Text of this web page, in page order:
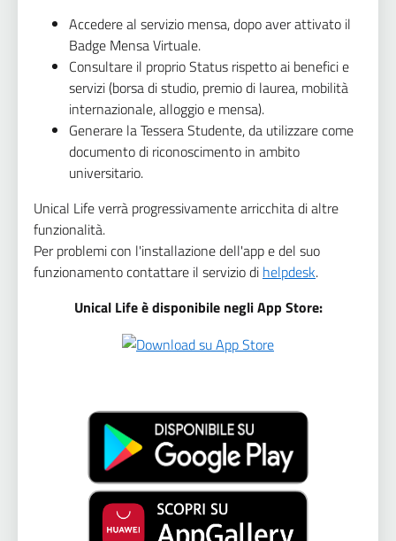
Accedere al servizio mensa, dopo aver attivato il
Badge Mensa Virtuale.
Consultare il proprio Status rispetto ai benefici e
servizi (borsa di studio, premio di laurea, mobilità
internazionale, alloggio e mensa).
Generare la Tessera Studente, da utilizzare come
documento di riconoscimento in ambito
universitario.
Unical Life verrà progressivamente arricchita di altre
funzionalità.
Per problemi con l'installazione dell'app e del suo
funzionamento contattare il servizio di helpdesk.
Unical Life è disponibile negli App Store: